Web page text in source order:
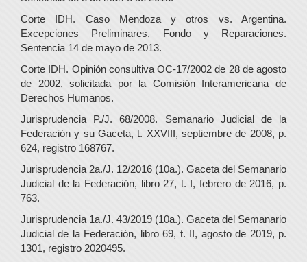
Corte IDH. Caso Mendoza y otros vs. Argentina.
Excepciones Preliminares, Fondo y Reparaciones.
Sentencia 14 de mayo de 2013.
Corte IDH. Opinión consultiva OC-17/2002 de 28 de agosto
de 2002, solicitada por la Comisión Interamericana de
Derechos Humanos.
Jurisprudencia P./J. 68/2008. Semanario Judicial de la
Federación y su Gaceta, t. XXVIII, septiembre de 2008, p.
624, registro 168767.
Jurisprudencia 2a./J. 12/2016 (10a.). Gaceta del Semanario
Judicial de la Federación, libro 27, t. I, febrero de 2016, p.
763.
Jurisprudencia 1a./J. 43/2019 (10a.). Gaceta del Semanario
Judicial de la Federación, libro 69, t. II, agosto de 2019, p.
1301, registro 2020495.